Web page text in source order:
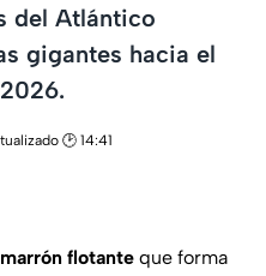
del Atlántico
gigantes hacia el
🕑 14:41
flotante que forma